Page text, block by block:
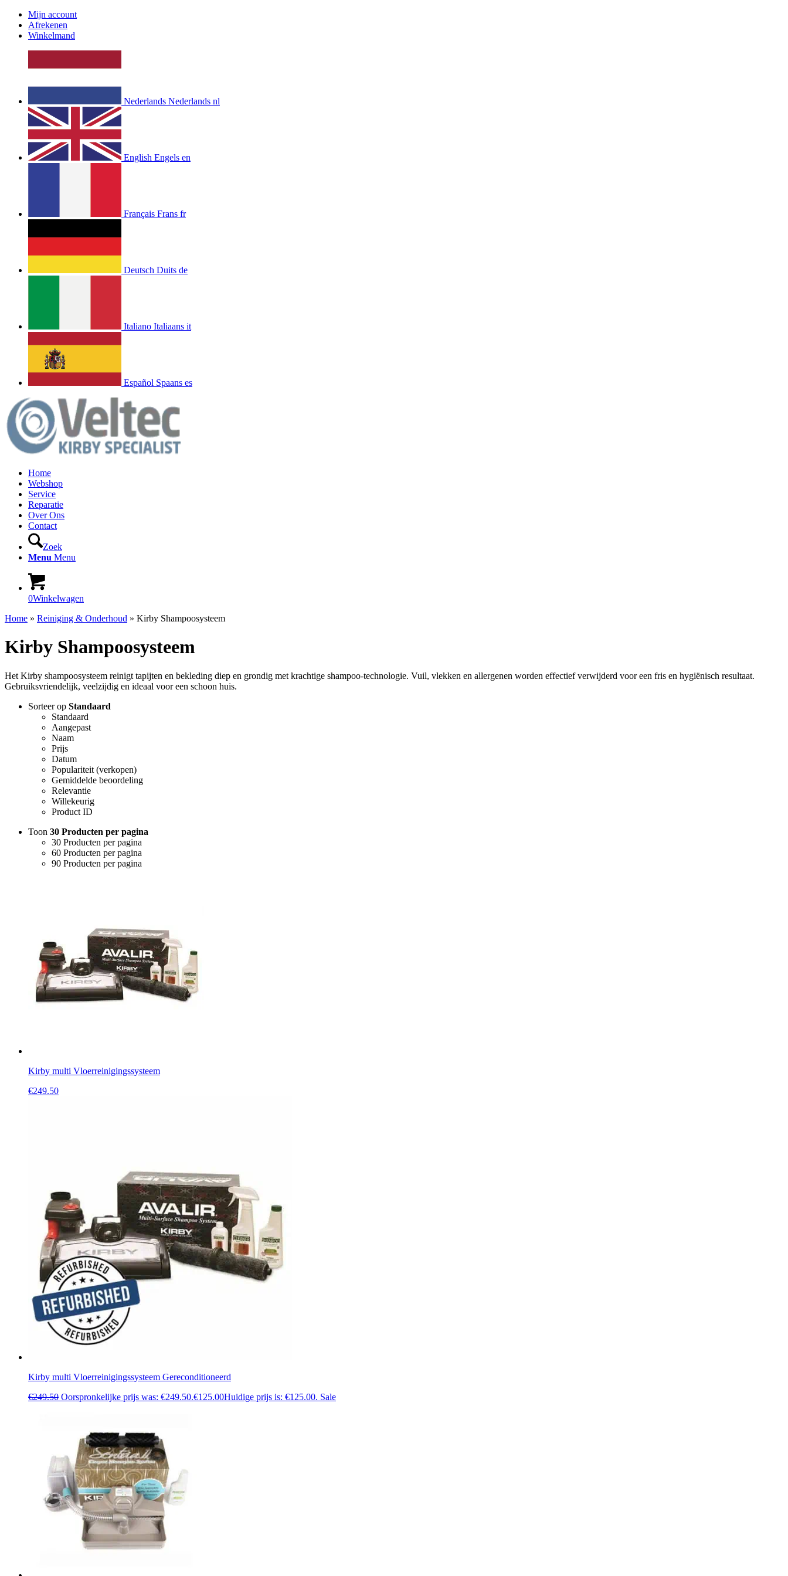
Mijn account
Afrekenen
Winkelmand
Nederlands Nederlands nl
English Engels en
Français Frans fr
Deutsch Duits de
Italiano Italiaans it
Español Spaans es
Home
Webshop
Service
Reparatie
Over Ons
Contact
Zoek
Menu Menu
0Winkelwagen
Home » Reiniging & Onderhoud » Kirby Shampoosysteem
Kirby Shampoosysteem
Het Kirby shampoosysteem reinigt tapijten en bekleding diep en grondig met krachtige shampoo-technologie. Vuil, vlekken en allergenen worden effectief verwijderd voor een fris en hygiënisch resultaat.
Gebruiksvriendelijk, veelzijdig en ideaal voor een schoon huis.
Sorteer op Standaard
Standaard
Aangepast
Naam
Prijs
Datum
Populariteit (verkopen)
Gemiddelde beoordeling
Relevantie
Willekeurig
Product ID
Toon 30 Producten per pagina
30 Producten per pagina
60 Producten per pagina
90 Producten per pagina
Kirby multi Vloerreinigingssysteem
€249.50
Kirby multi Vloerreinigingssysteem Gereconditioneerd
€249.50 Oorspronkelijke prijs was: €249.50.€125.00Huidige prijs is: €125.00. Sale